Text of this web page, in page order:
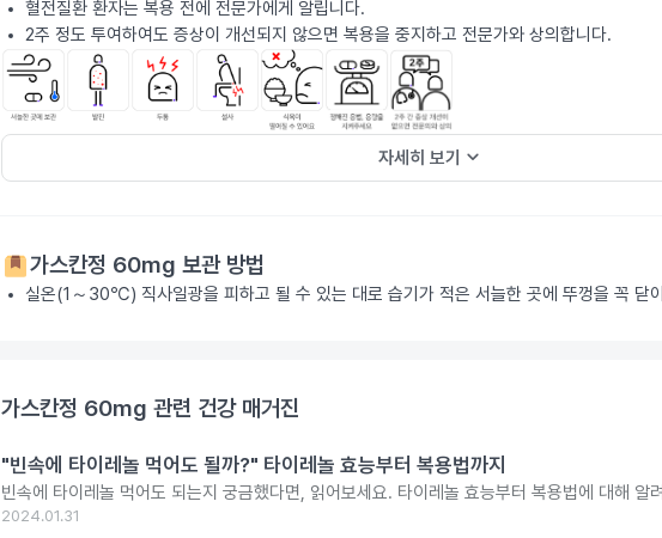
혈전질환 환자는 복용 전에 전문가에게 알립니다.
2주 정도 투여하여도 증상이 개선되지 않으면 복용을 중지하고 전문가와 상의합니다.
자세히 보기 keyboard_arrow_down
가스칸정 60mg 보관 방법
실온(1～30℃) 직사일광을 피하고 될 수 있는 대로 습기가 적은 서늘한 곳에 뚜껑을 꼭 닫
가스칸정 60mg 관련 건강 매거진
"빈속에 타이레놀 먹어도 될까?" 타이레놀 효능부터 복용법까지
빈속에 타이레놀 먹어도 되는지 궁금했다면, 읽어보세요. 타이레놀 효능부터 복용법에 대해 알
2024.01.31